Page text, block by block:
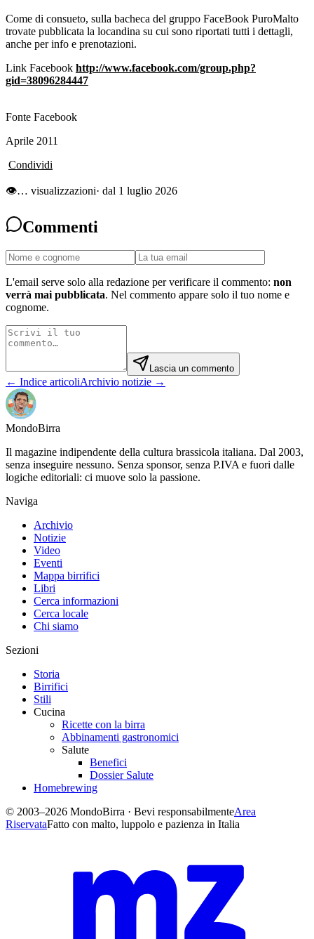
Come di consueto, sulla bacheca del gruppo FaceBook PuroMalto
trovate pubblicata la locandina su cui sono riportati tutti i dettagli,
anche per info e prenotazioni.
Link Facebook http://www.facebook.com/group.php?
gid=38096284447
Fonte Facebook
Aprile 2011
Condividi
👁… visualizzazioni· dal 1 luglio 2026
Commenti
L'email serve solo alla redazione per verificare il commento: non
verrà mai pubblicata. Nel commento appare solo il tuo nome e
cognome.
Lascia un commento
← Indice articoliArchivio notizie →
MondoBirra
Il magazine indipendente della cultura brassicola italiana. Dal 2003,
senza inseguire nessuno. Senza sponsor, senza P.IVA e fuori dalle
logiche editoriali: ci muove solo la passione.
Naviga
Archivio
Notizie
Video
Eventi
Mappa birrifici
Libri
Cerca informazioni
Cerca locale
Chi siamo
Sezioni
Storia
Birrifici
Stili
Cucina
Ricette con la birra
Abbinamenti gastronomici
Salute
Benefici
Dossier Salute
Homebrewing
© 2003–2026 MondoBirra · Bevi responsabilmenteArea
RiservataFatto con malto, luppolo e pazienza in Italia